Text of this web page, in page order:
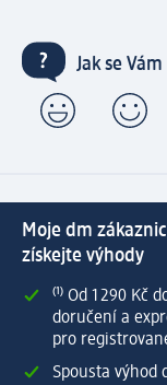
Jak se
Moje dm
získejte výhody
⁽¹⁾ Od 1 290
doručení a
pro
Spousta výhod